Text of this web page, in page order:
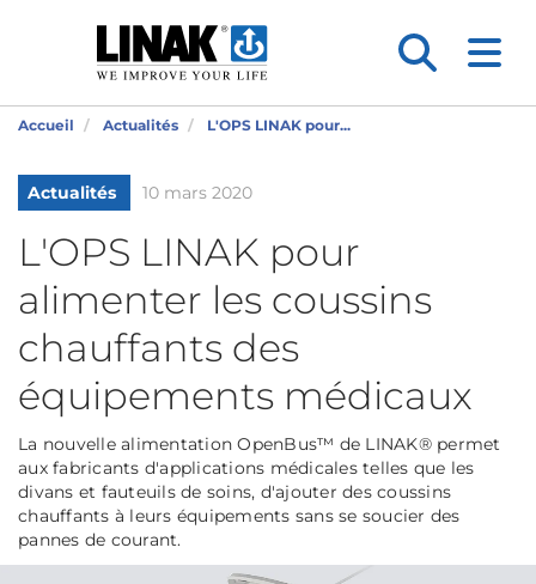
Accueil Actualités L'OPS LINAK pour...
Actualités 10 mars 2020
L'OPS LINAK pour
alimenter les coussins
chauffants des
équipements médicaux
La nouvelle alimentation OpenBus™ de LINAK® permet
aux fabricants d'applications médicales telles que les
divans et fauteuils de soins, d'ajouter des coussins
chauffants à leurs équipements sans se soucier des
pannes de courant.